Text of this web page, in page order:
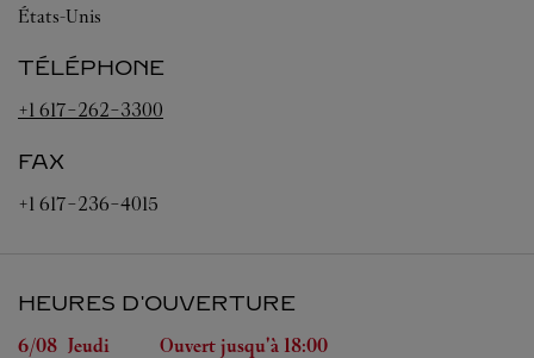
États-Unis
TÉLÉPHONE
+1 617-262-3300
FAX
+1 617-236-4015
HEURES D'OUVERTURE
Jour de la semaine Heures d'ouverture
6/08 Jeudi Ouvert jusqu'à 18:00